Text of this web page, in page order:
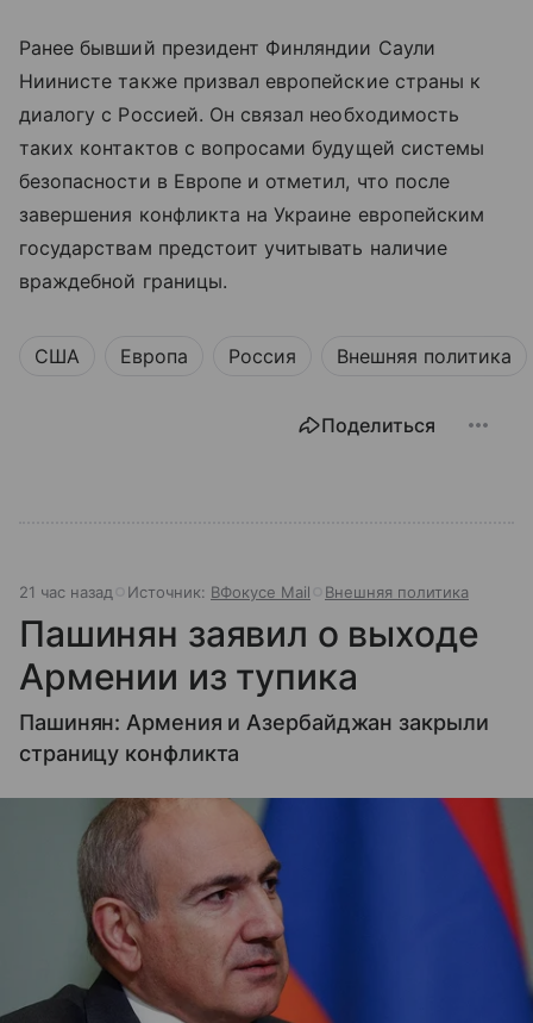
Ранее бывший президент Финляндии Саули
Ниинисте также призвал европейские страны к
диалогу с Россией. Он связал необходимость
таких контактов с вопросами будущей системы
безопасности в Европе и отметил, что после
завершения конфликта на Украине европейским
государствам предстоит учитывать наличие
враждебной границы.
США Европа Россия Внешняя политика
Поделиться
21 час назад Источник: ВФокусе Mail Внешняя политика
Пашинян заявил о выходе
Армении из тупика
Пашинян: Армения и Азербайджан закрыли
страницу конфликта